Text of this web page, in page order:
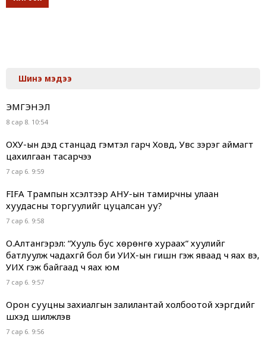
Шинэ мэдээ
ЭМГЭНЭЛ
8 сар 8. 10:54
ОХУ-ын дэд станцад гэмтэл гарч Ховд, Увс зэрэг аймагт
цахилгаан тасарчээ
7 сар 6. 9:59
FIFA Трампын хүсэлтээр АНУ-ын тамирчны улаан
хуудасны торгуулийг цуцалсан уу?
7 сар 6. 9:58
О.Алтангэрэл: “Хууль бус хөрөнгө хураах“ хуулийг
батлуулж чадахгүй бол би УИХ-ын гишүүн гэж яваад ч яах вэ,
УИХ гэж байгаад ч яах юм
7 сар 6. 9:57
Орон сууцны захиалгын залилантай холбоотой хэргүүдийг
шүүхэд шилжүүлэв
7 сар 6. 9:56